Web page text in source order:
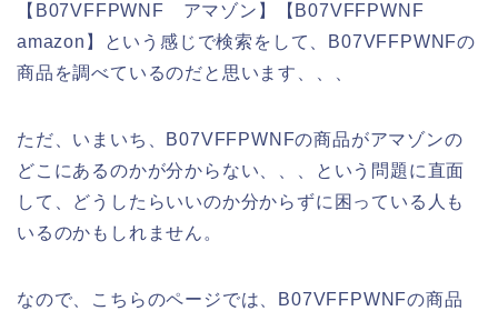
【B07VFFPWNF アマゾン】【B07VFFPWNF
amazon】という感じで検索をして、B07VFFPWNFの
商品を調べているのだと思います、、、
ただ、いまいち、B07VFFPWNFの商品がアマゾンの
どこにあるのかが分からない、、、という問題に直面
して、どうしたらいいのか分からずに困っている人も
いるのかもしれません。
なので、こちらのページでは、B07VFFPWNFの商品